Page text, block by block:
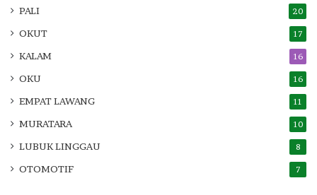
PALI 20
OKUT 17
KALAM 16
OKU 16
EMPAT LAWANG 11
MURATARA 10
LUBUK LINGGAU 8
OTOMOTIF 7